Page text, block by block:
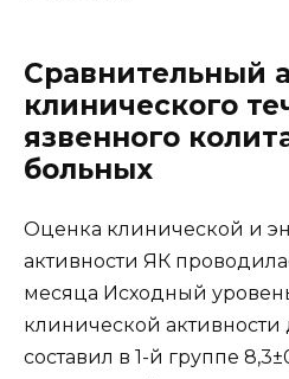
Сравнительный
клинического
язвенного
больных
Оценка клинической и
активности ЯК
месяца Исходный
клинической активности
составил в 1-й группе